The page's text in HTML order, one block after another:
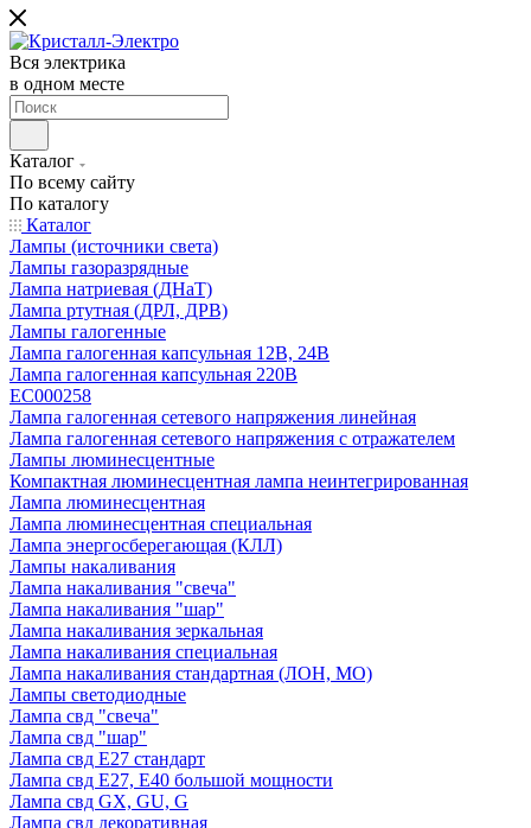
Вся электрика
в одном месте
Каталог
По всему сайту
По каталогу
Каталог
Лампы (источники света)
Лампы газоразрядные
Лампа натриевая (ДНаТ)
Лампа ртутная (ДРЛ, ДРВ)
Лампы галогенные
Лампа галогенная капсульная 12В, 24В
Лампа галогенная капсульная 220В
EC000258
Лампа галогенная сетевого напряжения линейная
Лампа галогенная сетевого напряжения с отражателем
Лампы люминесцентные
Компактная люминесцентная лампа неинтегрированная
Лампа люминесцентная
Лампа люминесцентная специальная
Лампа энергосберегающая (КЛЛ)
Лампы накаливания
Лампа накаливания "свеча"
Лампа накаливания "шар"
Лампа накаливания зеркальная
Лампа накаливания специальная
Лампа накаливания стандартная (ЛОН, МО)
Лампы светодиодные
Лампа свд "свеча"
Лампа свд "шар"
Лампа свд E27 стандарт
Лампа свд E27, Е40 большой мощности
Лампа свд GX, GU, G
Лампа свд декоративная